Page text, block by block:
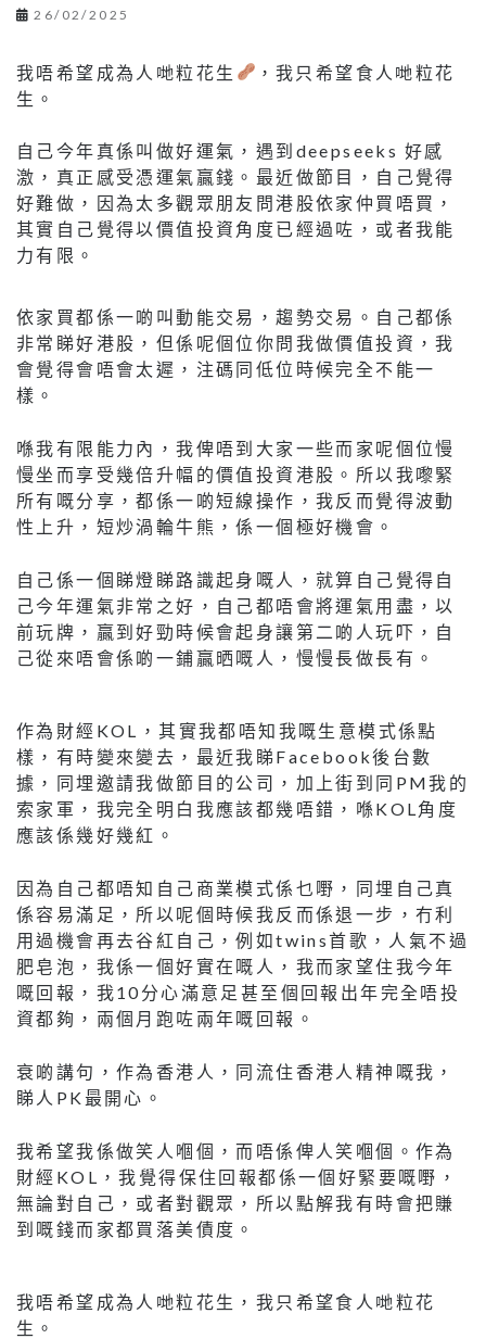
26/02/2025
我唔希望成為人哋粒花生
，我只希望食人哋粒花
生。
自己今年真係叫做好運氣，遇到deepseeks 好感
激，真正感受憑運氣贏錢。最近做節目，自己覺得
好難做，因為太多觀眾朋友問港股依家仲買唔買，
其實自己覺得以價值投資角度已經過咗，或者我能
力有限。
依家買都係一啲叫動能交易，趨勢交易。自己都係
非常睇好港股，但係呢個位你問我做價值投資，我
會覺得會唔會太遲，注碼同低位時候完全不能一
樣。
喺我有限能力內，我俾唔到大家一些而家呢個位慢
慢坐而享受幾倍升幅的價值投資港股。所以我嚟緊
所有嘅分享，都係一啲短線操作，我反而覺得波動
性上升，短炒渦輪牛熊，係一個極好機會。
自己係一個睇燈睇路識起身嘅人，就算自己覺得自
己今年運氣非常之好，自己都唔會將運氣用盡，以
前玩牌，贏到好勁時候會起身讓第二啲人玩吓，自
己從來唔會係啲一鋪贏晒嘅人，慢慢長做長有。
作為財經KOL，其實我都唔知我嘅生意模式係點
樣，有時變來變去，最近我睇Facebook後台數
據，同埋邀請我做節目的公司，加上街到同PM我的
索家軍，我完全明白我應該都幾唔錯，喺KOL角度
應該係幾好幾紅。
因為自己都唔知自己商業模式係乜嘢，同埋自己真
係容易滿足，所以呢個時候我反而係退一步，冇利
用過機會再去谷紅自己，例如twins首歌，人氣不過
肥皂泡，我係一個好實在嘅人，我而家望住我今年
嘅回報，我10分心滿意足甚至個回報出年完全唔投
資都夠，兩個月跑咗兩年嘅回報。
衰啲講句，作為香港人，同流住香港人精神嘅我，
睇人PK最開心。
我希望我係做笑人嗰個，而唔係俾人笑嗰個。作為
財經KOL，我覺得保住回報都係一個好緊要嘅嘢，
無論對自己，或者對觀眾，所以點解我有時會把賺
到嘅錢而家都買落美債度。
我唔希望成為人哋粒花生，我只希望食人哋粒花
生。